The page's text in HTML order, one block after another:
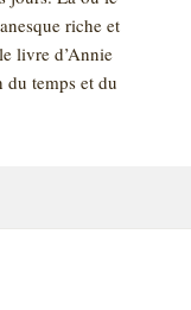
riche et
livre d’Annie
du temps et du